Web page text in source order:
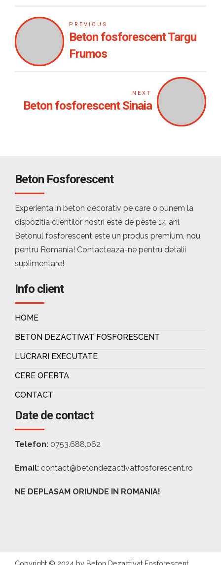
PREVIOUS
Beton fosforescent Targu
Frumos
NEXT
Beton fosforescent Sinaia
Beton Fosforescent
Experienta in beton decorativ pe care o punem la
dispozitia clientilor nostri este de peste 14 ani.
Betonul fosforescent este un produs premium, nou
pentru Romania! Contacteaza-ne pentru detalii
suplimentare!
Info client
HOME
BETON DEZACTIVAT FOSFORESCENT
LUCRARI EXECUTATE
CERE OFERTA
CONTACT
Date de contact
Telefon: 0753.688.062
Email: contact@betondezactivatfosforescent.ro
NE DEPLASAM ORIUNDE IN ROMANIA!
Copyright © 2024 by Beton Dezactivat Fosforescent.